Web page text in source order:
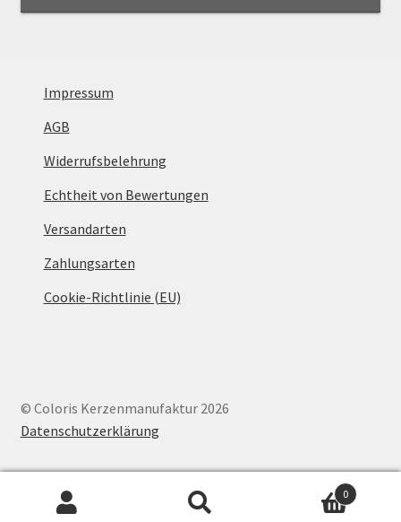
Impressum
AGB
Widerrufsbelehrung
Echtheit von Bewertungen
Versandarten
Zahlungsarten
Cookie-Richtlinie (EU)
© Coloris Kerzenmanufaktur 2026
Datenschutzerklärung
0